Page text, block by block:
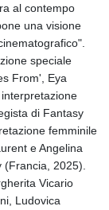
al contempo
una visione
speciale
From', Eya
di Fantasy
femminile
e Angelina
2025).
Vicario
Ludovica